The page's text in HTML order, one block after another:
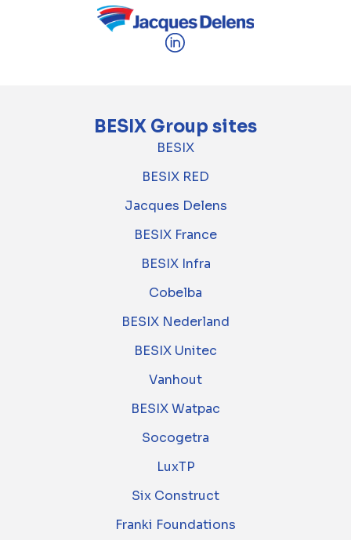
BESIX Group sites
BESIX
BESIX RED
Jacques Delens
BESIX France
BESIX Infra
Cobelba
BESIX Nederland
BESIX Unitec
Vanhout
BESIX Watpac
Socogetra
LuxTP
Six Construct
Franki Foundations